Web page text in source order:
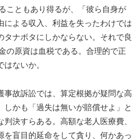
こともあり得るが、「彼ら自身が
による収入、利益を失ったわけでは
タナボタにしかならない。それで良
の原資は血税である。合理的で正
ないか。
事故訴訟では、算定根拠が疑問な高
しかも「過失は無いが賠償せよ」と
判決すらある。高額な老人医療費、
を盲目的延命をして貪り、何かあっ